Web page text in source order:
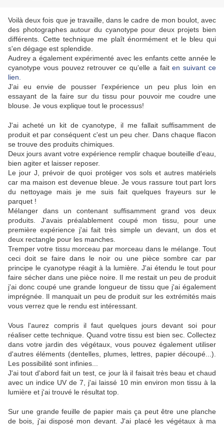
Voilà deux fois que je travaille, dans le cadre de mon boulot, avec
des photographes autour du cyanotype pour deux projets bien
différents. Cette technique me plaît énormément et le bleu qui
s'en dégage est splendide.
Audrey a également expérimenté avec les enfants cette année le
cyanotype vous pouvez retrouver ce qu'elle a faiten suivant ce
lien.
J'ai eu envie de pousser l'expérience un peu plus loin en
essayant de la faire sur du tissu pour pouvoir me coudre une
blouse. Je vous explique tout le processus!
J'ai acheté un kit de cyanotype, il me fallait suffisamment de
produit et par conséquent c'est un peu cher. Dans chaque flacon
se trouve des produits chimiques.
Deux jours avant votre expérience remplir chaque bouteille d'eau,
bien agiter et laisser reposer.
Le jour J, prévoir de quoi protéger vos sols et autres matériels
car ma maison est devenue bleue. Je vous rassure tout part lors
du nettoyage mais je me suis fait quelques frayeurs sur le
parquet !
Mélanger dans un contenant suffisamment grand vos deux
produits. J'avais préalablement coupé mon tissu, pour une
première expérience j'ai fait très simple un devant, un dos et
deux rectangle pour les manches.
Tremper votre tissu morceau par morceau dans le mélange. Tout
ceci doit se faire dans le noir ou une pièce sombre car par
principe le cyanotype réagit à la lumière. J'ai étendu le tout pour
faire sécher dans une pièce noire. Il me restait un peu de produit
j'ai donc coupé une grande longueur de tissu que j'ai également
imprégnée. Il manquait un peu de produit sur les extrémités mais
vous verrez que le rendu est intéressant.
Vous l'aurez compris il faut quelques jours devant soi pour
réaliser cette technique. Quand votre tissu est bien sec. Collectez
dans votre jardin des végétaux, vous pouvez également utiliser
d'autres éléments (dentelles, plumes, lettres, papier découpé...).
Les possibilité sont infinies...
J'ai tout d'abord fait un test, ce jour là il faisait très beau et chaud
avec un indice UV de 7, j'ai laissé 10 min environ mon tissu à la
lumière et j'ai trouvé le résultat top.
Sur une grande feuille de papier mais ça peut être une planche
de bois, j'ai disposé mon devant. J'ai placé les végétaux à ma